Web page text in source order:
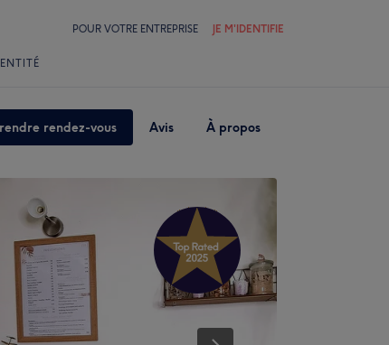
POUR VOTRE ENTREPRISE JE M'IDENTIFIE
rendez-vous Avis À propos